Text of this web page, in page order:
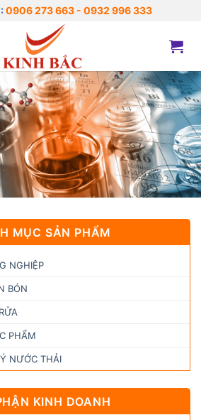
0906 273 663 - 0932 996 333
MỤC SẢN PHẨM
NGHIỆP
BÓN
PHẨM
NƯỚC THẢI
KINH DOANH